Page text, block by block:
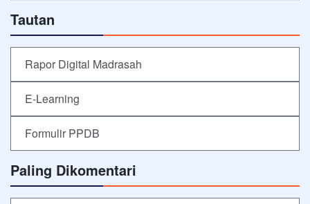
Tautan
Rapor Digital Madrasah
E-Learning
Formulir PPDB
Paling Dikomentari